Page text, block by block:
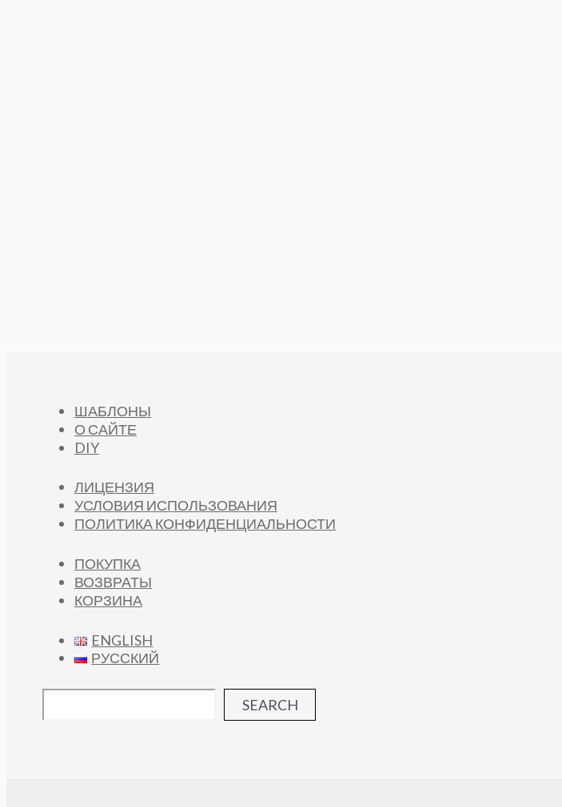
ШАБЛОНЫ
О САЙТЕ
DIY
ЛИЦЕНЗИЯ
УСЛОВИЯ ИСПОЛЬЗОВАНИЯ
ПОЛИТИКА КОНФИДЕНЦИАЛЬНОСТИ
ПОКУПКА
ВОЗВРАТЫ
КОРЗИНА
ENGLISH
РУССКИЙ
SEARCH